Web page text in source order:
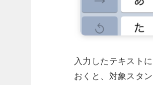
入力したテキスト
おくと、対象スタ